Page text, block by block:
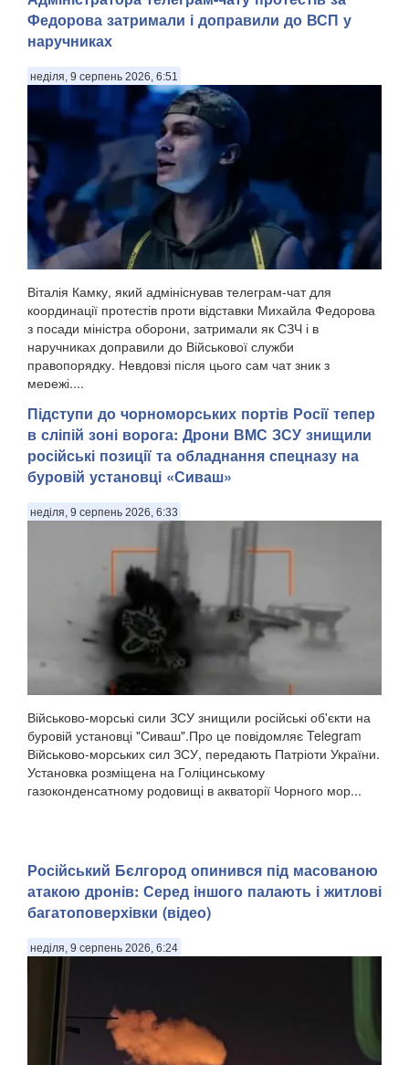
Федорова затримали і доправили до ВСП у
наручниках
неділя, 9 серпень 2026, 6:51
Віталія Камку, який адмініснував телеграм-чат для
координації протестів проти відставки Михайла Федорова
з посади міністра оборони, затримали як СЗЧ і в
наручниках доправили до Військової служби
правопорядку. Невдовзі після цього сам чат зник з
мережі,...
Підступи до чорноморських портів Росії тепер
в сліпій зоні ворога: Дрони ВМС ЗСУ знищили
російські позиції та обладнання спецназу на
буровій установці «Сиваш»
неділя, 9 серпень 2026, 6:33
Військово-морські сили ЗСУ знищили російські об'єкти на
буровій установці "Сиваш".Про це повідомляє Telegram
Військово-морських сил ЗСУ, передають Патріоти України.
Установка розміщена на Голіцинському
газоконденсатному родовищі в акваторії Чорного мор...
Російський Бєлгород опинився під масованою
атакою дронів: Серед іншого палають і житлові
багатоповерхівки (відео)
неділя, 9 серпень 2026, 6:24